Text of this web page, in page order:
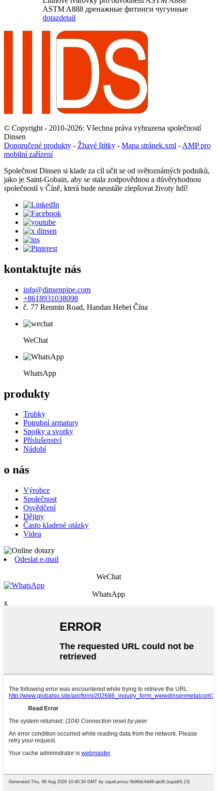
ASTM A888 дренажные фитинги чугунные
dotazdetail
© Copyright - 2010-2026: Všechna práva vyhrazena společností
Dinsen
Doporučené produkty - Žhavé štítky - Mapa stránek.xml - AMP pro
mobilní zařízení
Společnost Dinsen si klade za cíl učit se od světoznámých podniků,
jako je Saint-Gobain, aby se stala zodpovědnou a důvěryhodnou
společností v Číně, která bude neustále zlepšovat životy lidí!
kontaktujte nás
info@dinsenpipe.com
+8618931038098
č. 77 Renmin Road, Handan Hebei Čína
WeChat
WhatsApp
produkty
Trubky
Potrubní armatury
Spojky a svorky
Příslušenství
Nádobí
o nás
Výrobce
Společnost
Osvědčení
Dějiny
Často kladené otázky
Videa
Odeslat e-mail
WeChat
WhatsApp
x